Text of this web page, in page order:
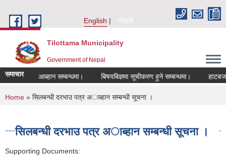
English
नेपाली
Tilottama Municipality
Government of Nepal
समाचार
दरखास्त आब्हान सम्बन्धमा। बिषयबिज्ञमा सूचीकरण हुने सम्बन्धमा। हाटबजार
You are here
Home » सिलबन्धी दरभाउ पत्र अाब्हान सम्बन्धी सूचना ।
सिलबन्धी दरभाउ पत्र अाब्हान सम्बन्धी सूचना ।
Supporting Documents: